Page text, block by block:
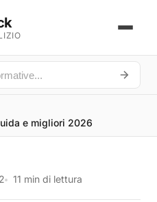
e migliori 2026
11 min di lettura